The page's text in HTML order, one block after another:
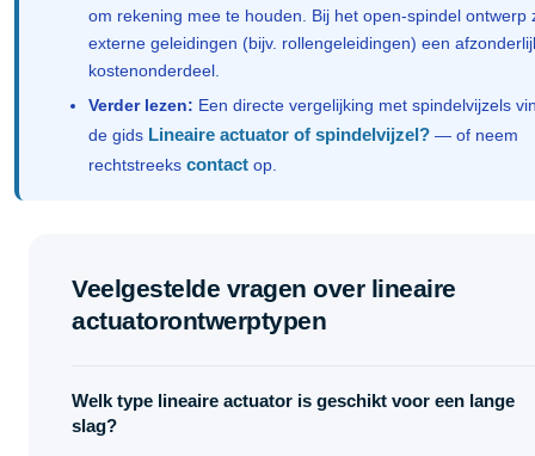
om rekening mee te houden. Bij het open-spindel ontwerp
externe geleidingen (bijv. rollengeleidingen) een
kostenonderdeel.
Verder lezen: Een directe vergelijking met spindelvijzels
de gids Lineaire actuator of spindelvijzel? — of neem
rechtstreeks contact op.
Veelgestelde vragen over lineaire
actuatorontwerptypen
Welk type lineaire actuator is geschikt voor een lange
slag?